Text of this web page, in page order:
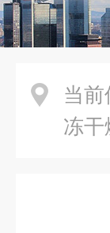
当前
冻干